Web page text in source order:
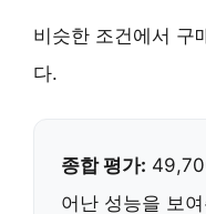
비슷한 조건에서 구
다.
종합 평가:
어난 성능을 보